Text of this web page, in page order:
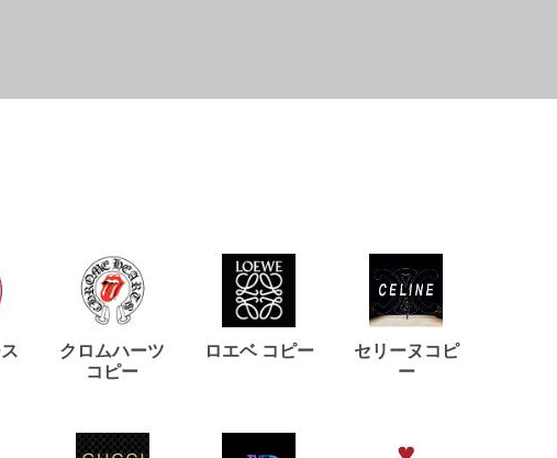
クロムハーツ
コピー
ロエベ コピー
セリーヌコピ
ー